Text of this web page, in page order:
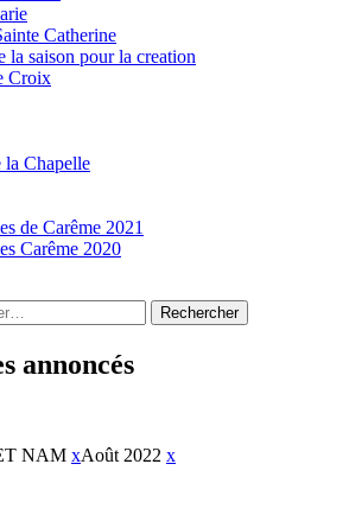
Catherine
la saison pour la creation
Croix
la Chapelle
de Carême 2021
Carême 2020
annoncés
NAM xAoût 2022 x